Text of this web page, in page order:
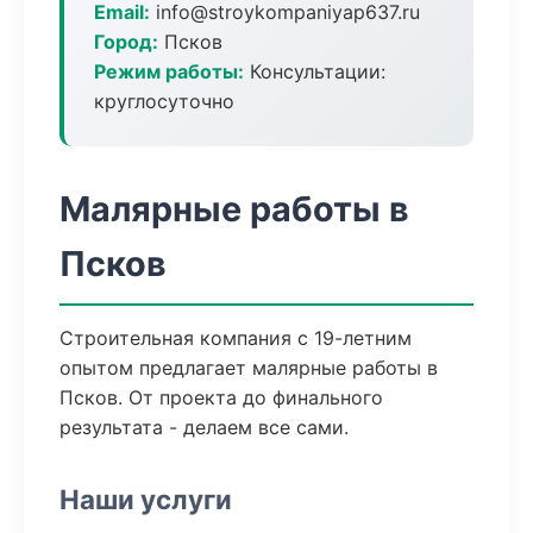
Email: info@stroykompaniyap637.ru
Город: Псков
Режим работы: Консультации:
круглосуточно
Малярные работы в
Псков
Строительная компания с 19-летним
опытом предлагает малярные работы в
Псков. От проекта до финального
результата - делаем все сами.
Наши услуги